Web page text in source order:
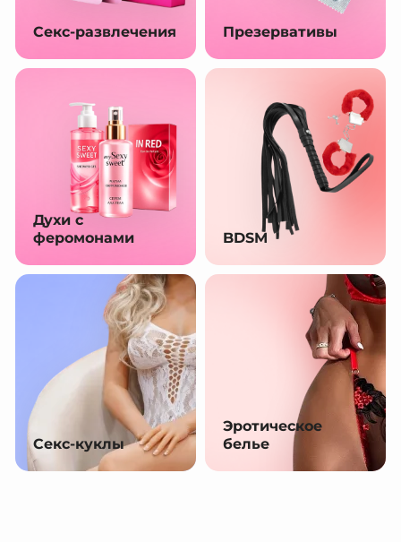
Секс-развлечения Презервативы
Духи с
феромонами
BDSM
Секс-куклы
Эротическое
белье